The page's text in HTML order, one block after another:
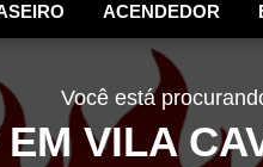
ACENDEDOR
Você está
VILA